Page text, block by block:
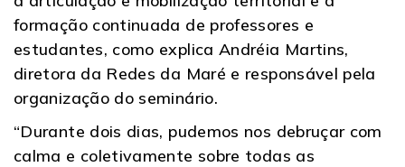
formação continuada de professores e
estudantes, como explica Andréia Martins,
diretora da Redes da Maré e responsável pela
organização do seminário.
“Durante dois dias, pudemos nos debruçar com
calma e coletivamente sobre todas as